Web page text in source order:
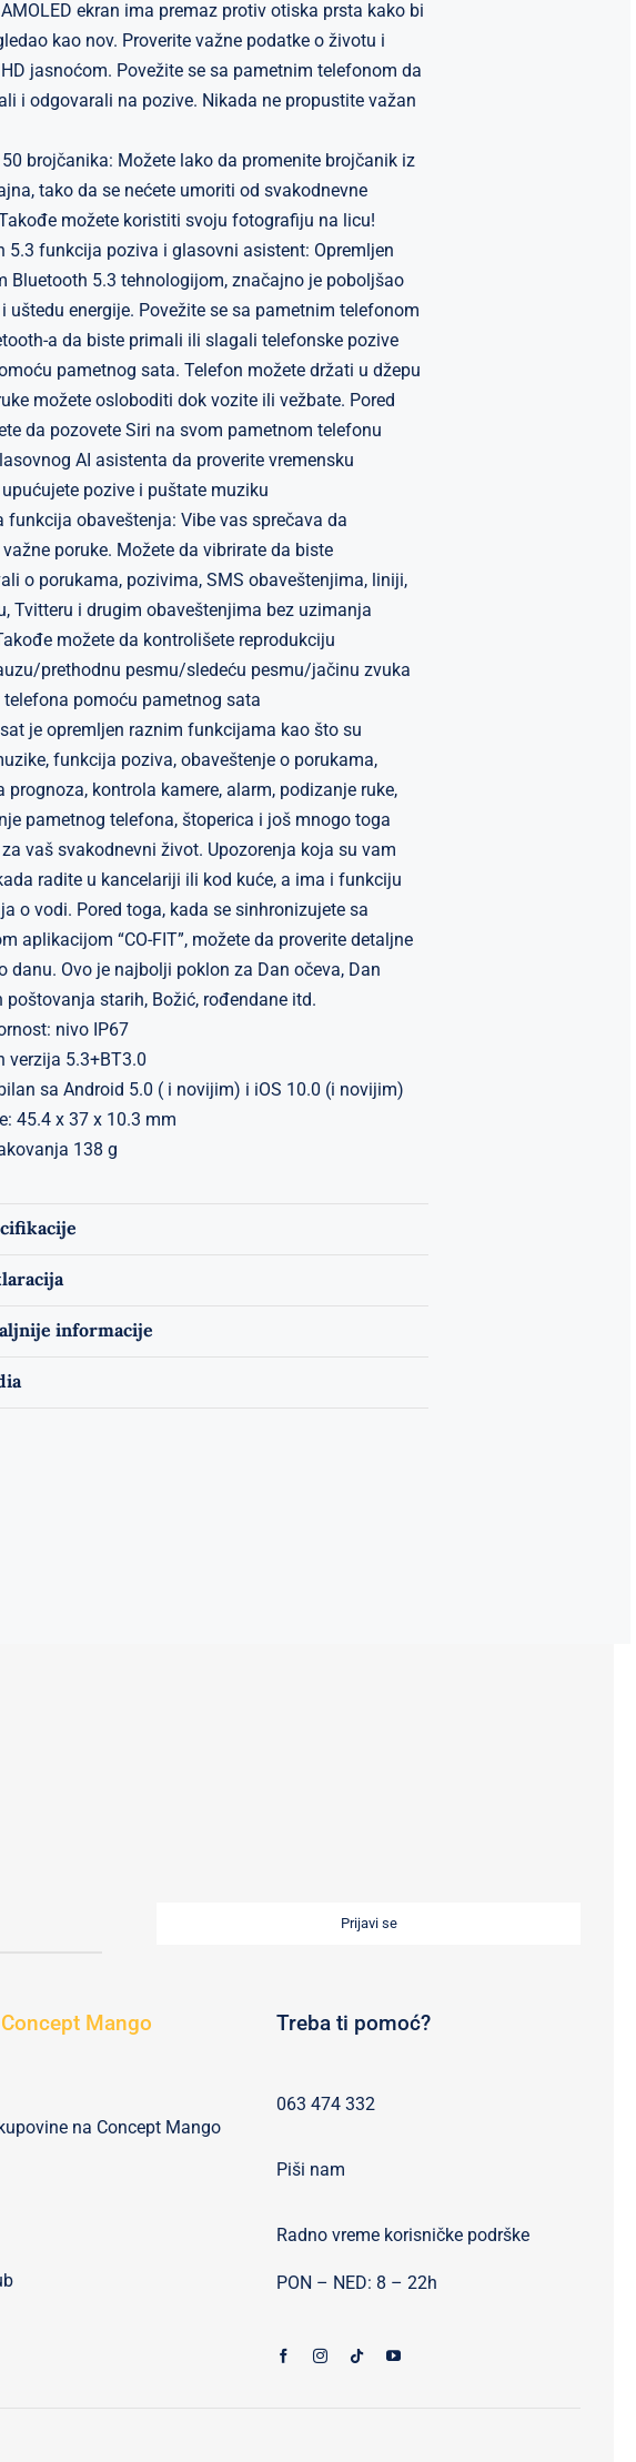
ekran ima premaz protiv otiska prsta kako bi
kao nov. Proverite važne podatke o životu i
jasnoćom. Povežite se sa pametnim telefonom da
i odgovarali na pozive. Nikada ne propustite važan
brojčanika: Možete lako da promenite brojčanik iz
tako da se nećete umoriti od svakodnevne
možete koristiti svoju fotografiju na licu!
5.3 funkcija poziva i glasovni asistent: Opremljen
Bluetooth 5.3 tehnologijom, značajno je poboljšao
uštedu energije. Povežite se sa pametnim telefonom
a da biste primali ili slagali telefonske pozive
pametnog sata. Telefon možete držati u džepu
možete osloboditi dok vozite ili vežbate. Pored
da pozovete Siri na svom pametnom telefonu
AI asistenta da proverite vremensku
pozive i puštate muziku
funkcija obaveštenja: Vibe vas sprečava da
poruke. Možete da vibrirate da biste
o porukama, pozivima, SMS obaveštenjima, liniji,
Tvitteru i drugim obaveštenjima bez uzimanja
možete da kontrolišete reprodukciju
prethodnu pesmu/sledeću pesmu/jačinu zvuka
telefona pomoću pametnog sata
je opremljen raznim funkcijama kao što su
funkcija poziva, obaveštenje o porukama,
prognoza, kontrola kamere, alarm, podizanje ruke,
pametnog telefona, štoperica i još mnogo toga
vaš svakodnevni život. Upozorenja koja su vam
radite u kancelariji ili kod kuće, a ima i funkciju
o vodi. Pored toga, kada se sinhronizujete sa
aplikacijom “CO-FIT”, možete da proverite detaljne
danu. Ovo je najbolji poklon za Dan očeva, Dan
poštovanja starih, Božić, rođendane itd.
nivo IP67
verzija 5.3+BT3.0
sa Android 5.0 ( i novijim) i iOS 10.0 (i novijim)
45.4 x 37 x 10.3 mm
138 g
informacije
Prijavi se
Concept Mango
na Concept Mango
Treba ti pomoć?
063 474 332
Piši nam
Radno vreme korisničke podrške
PON – NED: 8 – 22h